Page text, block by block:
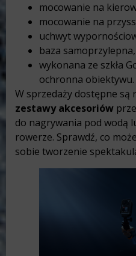
mocowanie na
mocowanie na
uchwyt
baza samoprzylepna,
wykonana ze szkła
ochronna obiektywu.
W sprzedaży dostępne są
zestawy akcesoriów
do nagrywania pod wodą
rowerze. Sprawdź, co
sobie tworzenie